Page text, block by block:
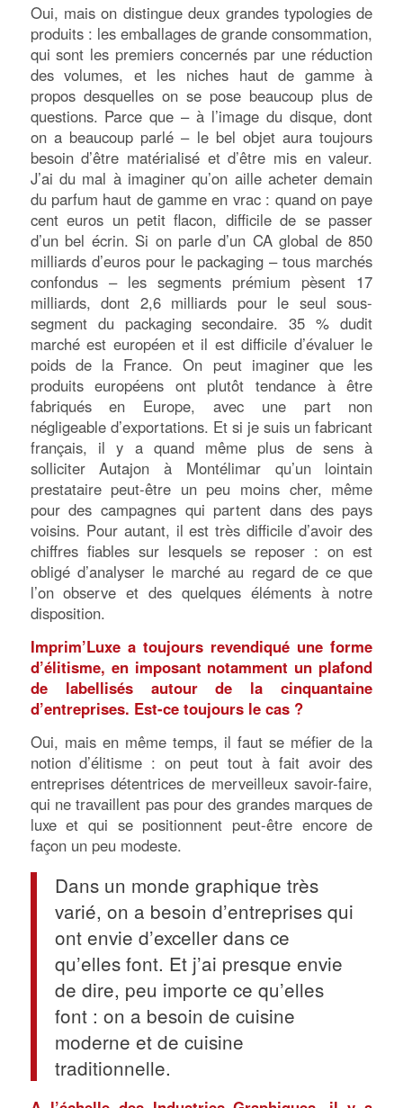
Oui, mais on distingue deux grandes typologies de
produits : les emballages de grande consommation,
qui sont les premiers concernés par une réduction
des volumes, et les niches haut de gamme à
propos desquelles on se pose beaucoup plus de
questions. Parce que – à l’image du disque, dont
on a beaucoup parlé – le bel objet aura toujours
besoin d’être matérialisé et d’être mis en valeur.
J’ai du mal à imaginer qu’on aille acheter demain
du parfum haut de gamme en vrac : quand on paye
cent euros un petit flacon, difficile de se passer
d’un bel écrin. Si on parle d’un CA global de 850
milliards d’euros pour le packaging – tous marchés
confondus – les segments prémium pèsent 17
milliards, dont 2,6 milliards pour le seul sous-
segment du packaging secondaire. 35 % dudit
marché est européen et il est difficile d’évaluer le
poids de la France. On peut imaginer que les
produits européens ont plutôt tendance à être
fabriqués en Europe, avec une part non
négligeable d’exportations. Et si je suis un fabricant
français, il y a quand même plus de sens à
solliciter Autajon à Montélimar qu’un lointain
prestataire peut-être un peu moins cher, même
pour des campagnes qui partent dans des pays
voisins. Pour autant, il est très difficile d’avoir des
chiffres fiables sur lesquels se reposer : on est
obligé d’analyser le marché au regard de ce que
l’on observe et des quelques éléments à notre
disposition.
Imprim’Luxe a toujours revendiqué une forme
d’élitisme, en imposant notamment un plafond
de labellisés autour de la cinquantaine
d’entreprises. Est-ce toujours le cas ?
Oui, mais en même temps, il faut se méfier de la
notion d’élitisme : on peut tout à fait avoir des
entreprises détentrices de merveilleux savoir-faire,
qui ne travaillent pas pour des grandes marques de
luxe et qui se positionnent peut-être encore de
façon un peu modeste.
Dans un monde graphique très
varié, on a besoin d’entreprises qui
ont envie d’exceller dans ce
qu’elles font. Et j’ai presque envie
de dire, peu importe ce qu’elles
font : on a besoin de cuisine
moderne et de cuisine
traditionnelle.